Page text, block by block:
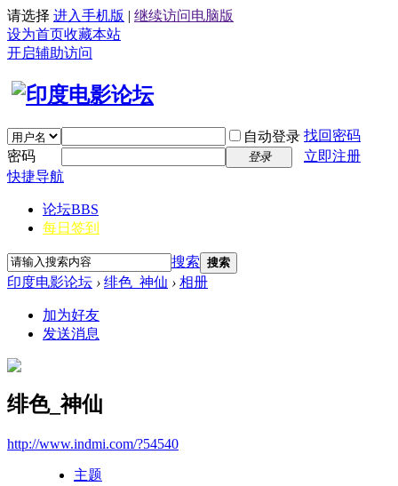
请选择 进入手机版 | 继续访问电脑版
设为首页收藏本站
开启辅助访问
自动登录 找回密码
密码
登录
立即注册
快捷导航
论坛BBS
每日签到
搜索 搜索
印度电影论坛 › 绯色_神仙 › 相册
加为好友
发送消息
绯色_神仙
http://www.indmi.com/?54540
主题